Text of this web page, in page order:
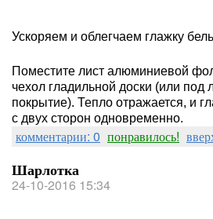
Ускоряем и облегчаем глажку
Поместите лист алюминиевой
чехол гладильной доски (или под
покрытие). Тепло отражается, и
с двух сторон одновременно.
комментарии: 0 понравилось!
Шарлотка
24-10-2016 15:34